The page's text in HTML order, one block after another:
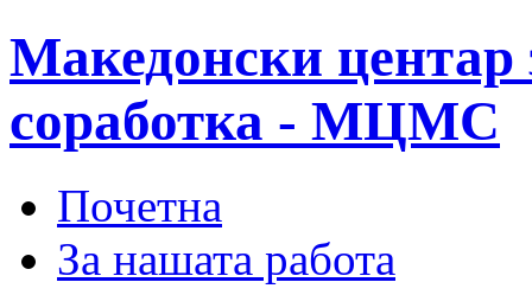
Македонски центар
соработка - МЦМС
Почетна
За нашата работа